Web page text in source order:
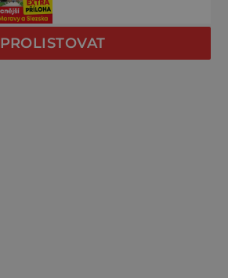
PROLISTOVAT